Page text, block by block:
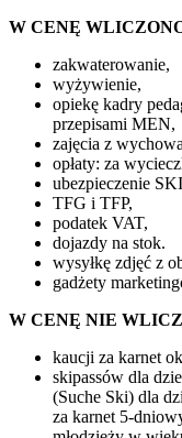
W CENĘ
zakwaterowanie,
wyżywienie,
opiekę kadry
przepisami MEN,
zajęcia z
opłaty: za
ubezpieczenie
TFG i TFP,
podatek VAT,
dojazdy na stok.
wysyłkę zdjęć z
gadżety
W CENĘ NIE
kaucji za karnet
skipassów dla
(Suche Ski) dla
za karnet 5-